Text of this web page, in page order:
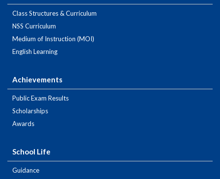
Class Structures & Curriculum
NSS Curriculum
Medium of Instruction (MOI)
English Learning
Achievements
Public Exam Results
Scholarships
Awards
School Life
Guidance